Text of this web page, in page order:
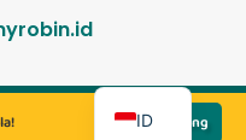
Lamar Sekarang
Teknologi
Bersama
ID